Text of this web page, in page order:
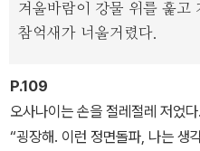
그런데 이 사건, 삼 년 전 고바토
연의 일치일까? 그리고 고바토는
를 만날 수 없는 것일까?
겨울바람이 강물 위를 훑고
참억새가 너울거렸다.
P.109
오사나이는 손을 절레절레 저었다.
“굉장해. 이런 정면돌파, 나는 생